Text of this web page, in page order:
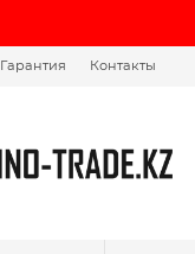
Гарантия Контакты